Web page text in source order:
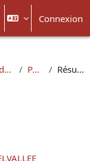
désactiver la
Connexion
1er Cycle médecine PASS Résumé